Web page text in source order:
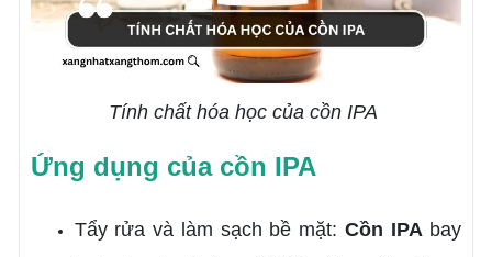
Tính chất hóa học của cồn IPA
Ứng dụng của cồn IPA
Tẩy rửa và làm sạch bề mặt: Cồn IPAbay